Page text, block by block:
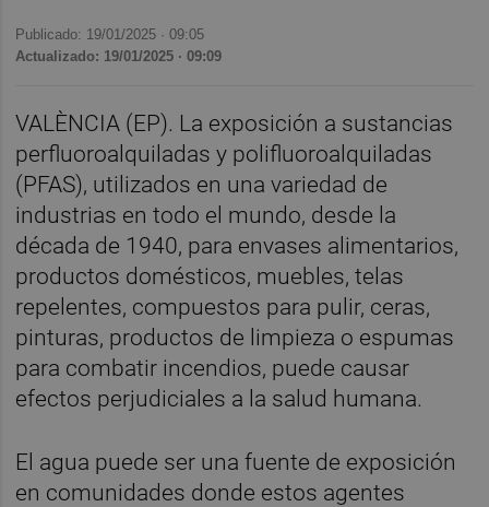
Publicado: 19/01/2025 ·09:05
Actualizado: 19/01/2025 · 09:09
VALÈNCIA (EP). La exposición a sustancias
perfluoroalquiladas y polifluoroalquiladas
(PFAS), utilizados en una variedad de
industrias en todo el mundo, desde la
década de 1940, para envases alimentarios,
productos domésticos, muebles, telas
repelentes, compuestos para pulir, ceras,
pinturas, productos de limpieza o espumas
para combatir incendios, puede causar
efectos perjudiciales a la salud humana.
El agua puede ser una fuente de exposición
en comunidades donde estos agentes